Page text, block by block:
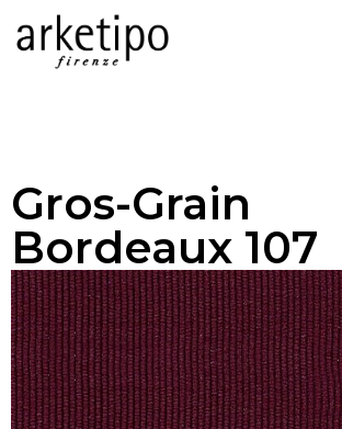
Gros-Grain
Bordeaux 107